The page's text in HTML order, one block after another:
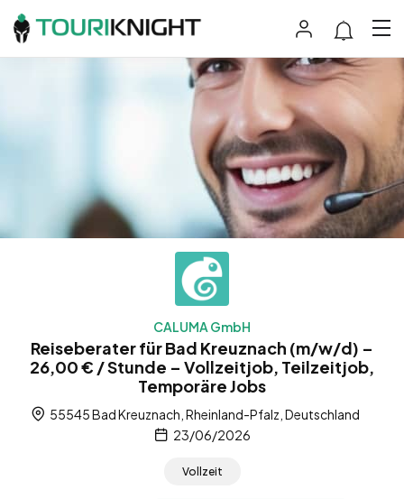
CALUMA GmbH
Reiseberater für Bad Kreuznach (m/w/d) –
26,00 € / Stunde – Vollzeitjob, Teilzeitjob,
Temporäre Jobs
55545 Bad Kreuznach, Rheinland-Pfalz, Deutschland
23/06/2026
Vollzeit